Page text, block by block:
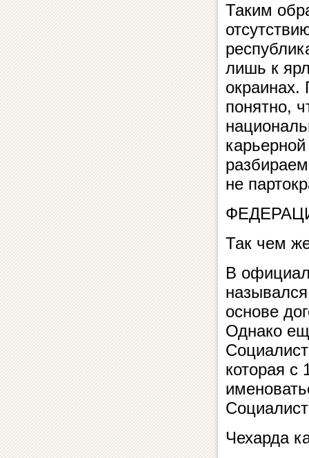
Таким
лишь к
окраинах.
понятно,
не
Так чем
В
основе
Однако
которая с
Чехарда